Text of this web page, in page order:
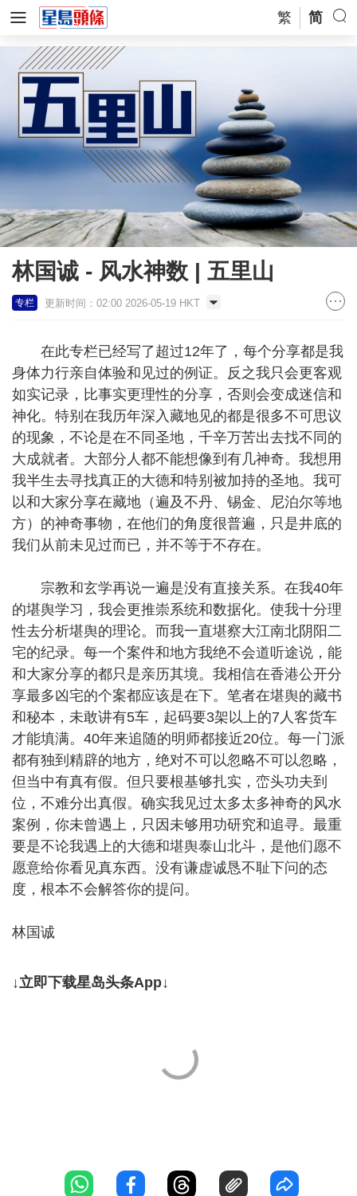
繁 简
林国诚 - 风水神数 | 五里山
专栏 更新时间：02:00 2026-05-19 HKT
在此专栏已经写了超过12年了，每个分享都是我
身体力行亲自体验和见过的例证。反之我只会更客观
如实记录，比事实更理性的分享，否则会变成迷信和
神化。特别在我历年深入藏地见的都是很多不可思议
的现象，不论是在不同圣地，千辛万苦出去找不同的
大成就者。大部分人都不能想像到有几神奇。我想用
我半生去寻找真正的大德和特别被加持的圣地。我可
以和大家分享在藏地（遍及不丹、锡金、尼泊尔等地
方）的神奇事物，在他们的角度很普遍，只是井底的
我们从前未见过而已，并不等于不存在。
宗教和玄学再说一遍是没有直接关系。在我40年
的堪舆学习，我会更推崇系统和数据化。使我十分理
性去分析堪舆的理论。而我一直堪察大江南北阴阳二
宅的纪录。每一个案件和地方我绝不会道听途说，能
和大家分享的都只是亲历其境。我相信在香港公开分
享最多凶宅的个案都应该是在下。笔者在堪舆的藏书
和秘本，未敢讲有5车，起码要3架以上的7人客货车
才能填满。40年来追随的明师都接近20位。每一门派
都有独到精辟的地方，绝对不可以忽略不可以忽略，
但当中有真有假。但只要根基够扎实，峦头功夫到
位，不难分出真假。确实我见过太多太多神奇的风水
案例，你未曾遇上，只因未够用功研究和追寻。最重
要是不论我遇上的大德和堪舆泰山北斗，是他们愿不
愿意给你看见真东西。没有谦虚诚恳不耻下问的态
度，根本不会解答你的提问。
林国诚
↓立即下载星岛头条App↓